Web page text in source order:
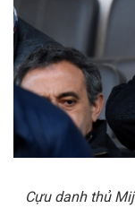
Cựu danh thủ